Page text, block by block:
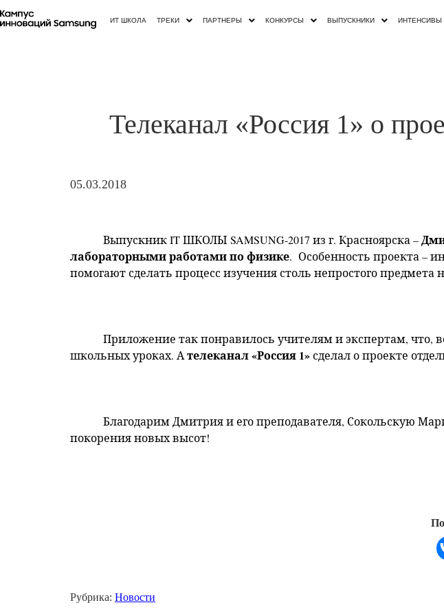
ИТ ШКОЛА ТРЕКИ ПАРТНЕРЫ КОНКУРСЫ ВЫПУСКНИКИ ИНТЕНСИВЫ
Телеканал «Россия 1» о
05.03.2018
Выпускник IT ШКОЛЫ SAMSUNG-2017 из г. Красноярска –
лабораторными работами по физике. Особенность проекта –
помогают сделать процесс изучения столь непростого
Приложение так понравилось учителям и экспертам,
школьных уроках. А телеканал «Россия 1»сделал о проекте
Благодарим Дмитрия и его преподавателя, Сокольскую
покорения новых высот!
Рубрика: Новости